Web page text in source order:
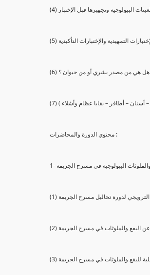
البيولوجية وتجهيزها قبل الإختبار
التمهيدية والإختبارات التأكيدية
هل هي من مصدر بشري أو من حيوان ؟
– أسنان – أظافر – بقايا عظام وأشلاء )
محتوي الدورة والمحاضرات :
والملوثات البيولوجية في مسرح الجريمة
الترويجي لدورة تحاليل مسرح الجريمة
عن البقع والملوثات في مسرح الجريمة
للبقع والملوثات في مسرح الجريمة